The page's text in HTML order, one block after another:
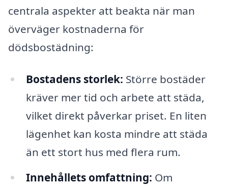
centrala aspekter att beakta när man
överväger kostnaderna för
dödsbostädning:
Bostadens storlek: Större bostäder
kräver mer tid och arbete att städa,
vilket direkt påverkar priset. En liten
lägenhet kan kosta mindre att städa
än ett stort hus med flera rum.
Innehållets omfattning: Om